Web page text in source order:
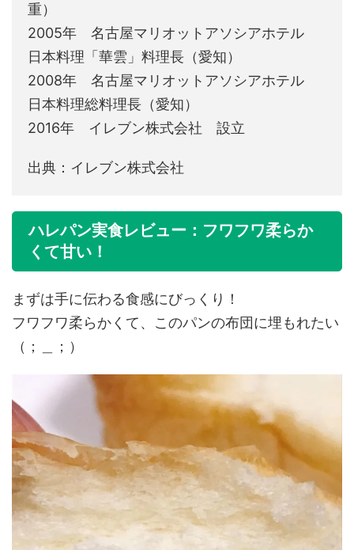
重）
2005年 名古屋マリオットアソシアホテル
日本料理「華雲」料理長（愛知）
2008年 名古屋マリオットアソシアホテル
日本料理総料理長（愛知）
2016年 イレブン株式会社 設立
出典：イレブン株式会社
ハレパン実食レビュー：フワフワ柔らか
くて甘い！
まずは手に伝わる食感にびっくり！
フワフワ柔らかくて、このパンの布団に埋もれたい
（；＿；）